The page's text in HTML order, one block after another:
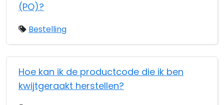
(PO)?
Bestelling
Hoe kan ik de productcode die ik ben
kwijtgeraakt herstellen?